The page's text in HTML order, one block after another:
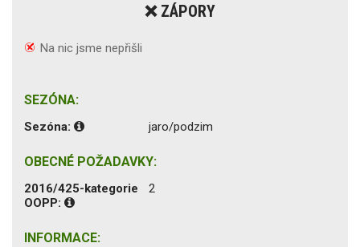
❌ ZÁPORY
Na nic jsme nepřišli
SEZÓNA:
Sezóna: jaro/podzim
OBECNÉ POŽADAVKY:
2016/425-kategorie
OOPP:
2
INFORMACE: